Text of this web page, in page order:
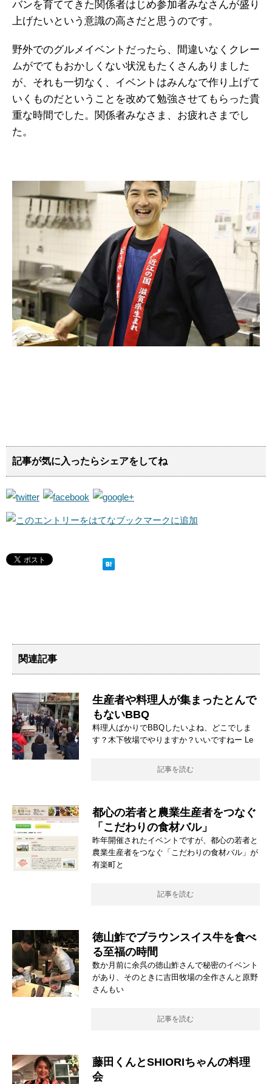
バンを育ててきた関係者はじめ参加者みなさんが盛り
上げたいという意識の高さだと思うのです。
野外でのグルメイベントだったら、間違いなくクレー
ムがでてもおかしくない状況もたくさんありました
が、それも一切なく、イベントはみんなで作り上げて
いくものだということを改めて勉強させてもらった貴
重な時間でした。関係者みなさま、お疲れさまでし
た。
記事が気に入ったらシェアをしてね
関連記事
生産者や料理人が集まったとんで
もないBBQ
料理人ばかりでBBQしたいよね、どこでしま
す？木下牧場でやりますか？いいですねー Le
記事を読む
都心の若者と農業生産者をつなぐ
「こだわりの食材バル」
昨年開催されたイベントですが、都心の若者と
農業生産者をつなぐ「こだわりの食材バル」が
有楽町と
記事を読む
徳山鮓でブラウンスイス牛を食べ
る至福の時間
数か月前に余呉の徳山鮓さんで秘密のイベント
があり、そのときに吉田牧場の全作さんと原野
さんもい
記事を読む
藤田くんとSHIORIちゃんの料理
会